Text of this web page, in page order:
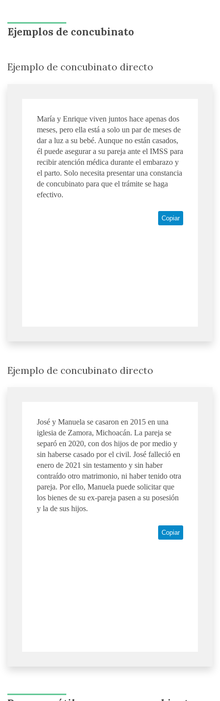
Ejemplos de concubinato
Ejemplo de concubinato directo
María y Enrique viven juntos hace apenas dos
meses, pero ella está a solo un par de meses de
dar a luz a su bebé. Aunque no están casados,
él puede asegurar a su pareja ante el IMSS para
recibir atención médica durante el embarazo y
el parto. Solo necesita presentar una constancia
de concubinato para que el trámite se haga
efectivo.
Copiar
Ejemplo de concubinato directo
José y Manuela se casaron en 2015 en una
iglesia de Zamora, Michoacán. La pareja se
separó en 2020, con dos hijos de por medio y
sin haberse casado por el civil. José falleció en
enero de 2021 sin testamento y sin haber
contraído otro matrimonio, ni haber tenido otra
pareja. Por ello, Manuela puede solicitar que
los bienes de su ex-pareja pasen a su posesión
y la de sus hijos.
Copiar